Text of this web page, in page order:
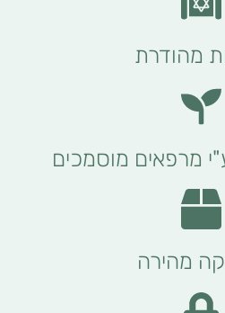
מהודרת
מרפאים מוסמכים
מהירה